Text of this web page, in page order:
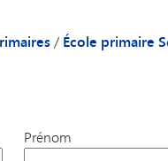
parents et des élèves -
/ École primaire
Prénom